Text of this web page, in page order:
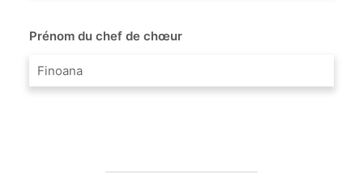
Prénom du chef de chœur
Finoana